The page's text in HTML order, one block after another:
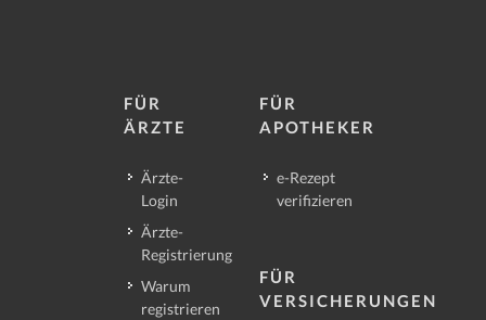
FÜR
ÄRZTE
Ärzte-
Login
Ärzte-
Registrierung
Warum
registrieren
FÜR
APOTHEKER
e-Rezept
verifizieren
FÜR
VERSICHERUNGEN